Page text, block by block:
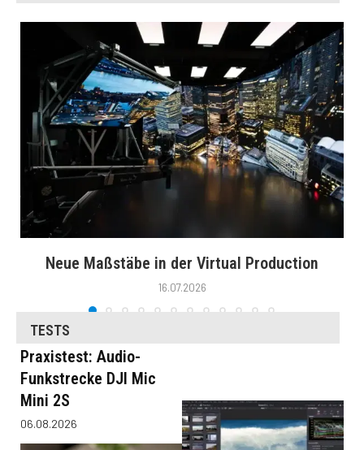
Neue Maßstäbe in der Virtual Production
16.07.2026
TESTS
Praxistest: Audio-
Funkstrecke DJI Mic
Mini 2S
06.08.2026